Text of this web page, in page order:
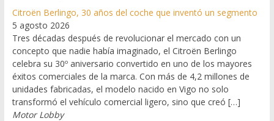
Citroën Berlingo, 30 años del coche que inventó un segmento
5 agosto 2026
Tres décadas después de revolucionar el mercado con un
concepto que nadie había imaginado, el Citroën Berlingo
celebra su 30º aniversario convertido en uno de los mayores
éxitos comerciales de la marca. Con más de 4,2 millones de
unidades fabricadas, el modelo nacido en Vigo no solo
transformó el vehículo comercial ligero, sino que creó […]
Motor Lobby